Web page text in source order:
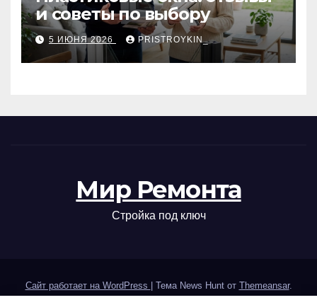
и советы по выбору
5 ИЮНЯ 2026 PRISTROYKIN_
Мир Ремонта
Стройка под ключ
Сайт работает на WordPress Тема News Hunt от Themeansar.